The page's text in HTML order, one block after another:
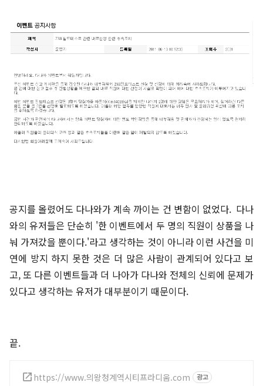
공지를 올렸어도 다나와가 계속 까이는 건 변함이 없었다. 다나
와의 유저들은 단순히 '한 이벤트에서 두 명의 직원이 상품을 나
눠 가져갔을 뿐이다.'라고 생각하는 것이 아니라 이런 사건을 미
연에 방지 하지 못한 것은 더 많은 사람이 관계되어 있다고 보
고, 또 다른 이벤트들과 더 나아가 다나와 전체의 신뢰에 문제가
있다고 생각하는 유저가 대부분이기 때문이다.
끝.
https://www.의왕청계역시티프라디움.com 광고